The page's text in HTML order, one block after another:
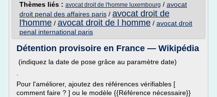
Thèmes liés : avocat droit de l'homme luxembourg / avocat
droit penal des affaires paris / avocat droit de
l'homme / avocat droit de l homme / avocat droit
penal international paris
Détention provisoire en France — Wikipédia
(indiquez la date de pose grâce au paramètre date)
Pour l'améliorer, ajoutez des références vérifiables [
comment faire ? ] ou le modèle {{Référence nécessaire}}